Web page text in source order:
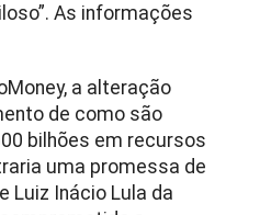
As informações
a alteração
de como são
bilhões em recursos
uma promessa de
Luiz Inácio Lula da